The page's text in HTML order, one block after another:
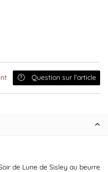
Question sur l'article
de Lune de Sisley au beurre